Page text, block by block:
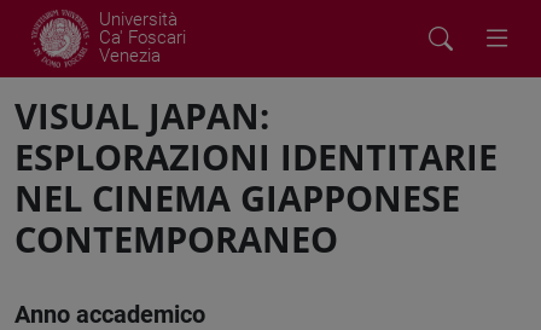
Università
Ca' Foscari
Venezia
VISUAL JAPAN:
ESPLORAZIONI IDENTITARIE
NEL CINEMA GIAPPONESE
CONTEMPORANEO
Anno accademico